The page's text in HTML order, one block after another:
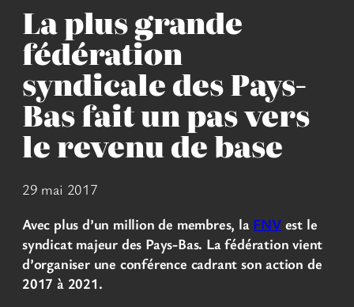
La plus grande
fédération
syndicale des Pays-
Bas fait un pas vers
le revenu de base
29 mai 2017
Avec plus d’un million de membres, la FNVest le
syndicat majeur des Pays-Bas. La fédération vient
d’organiser une conférence cadrant son action de
2017 à 2021.